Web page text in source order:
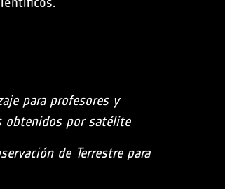
para profesores y
obtenidos por satélite
de Terrestre para